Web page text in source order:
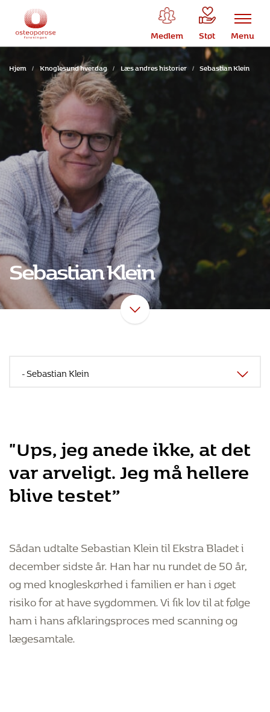
Medlem Støt Menu
Hjem / Knoglesund hverdag / Læs andres historier / Sebastian Klein
Sebastian Klein
"Ups, jeg anede ikke, at det
var arveligt. Jeg må hellere
blive testet”
Sådan udtalte Sebastian Klein til Ekstra Bladet i
december sidste år. Han har nu rundet de 50 år,
og med knogleskørhed i familien er han i øget
risiko for at have sygdommen. Vi fik lov til at følge
ham i hans afklaringsproces med scanning og
lægesamtale.